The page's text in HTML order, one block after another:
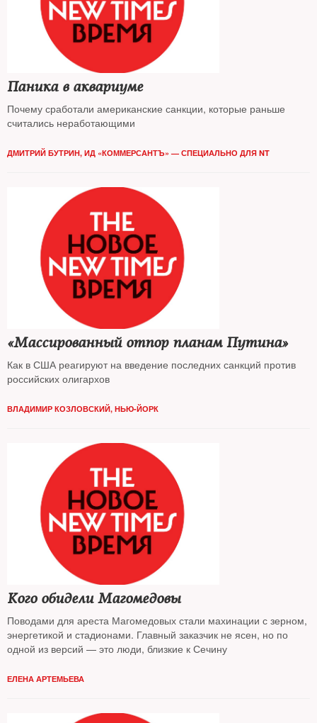
Паника в аквариуме
Почему сработали американские санкции, которые раньше
считались неработающими
ДМИТРИЙ БУТРИН, ИД «КОММЕРСАНТЪ» — СПЕЦИАЛЬНО ДЛЯ NT
«Массированный отпор планам Путина»
Как в США реагируют на введение последних санкций против
российских олигархов
ВЛАДИМИР КОЗЛОВСКИЙ, НЬЮ-ЙОРК
Кого обидели Магомедовы
Поводами для ареста Магомедовых стали махинации с зерном,
энергетикой и стадионами. Главный заказчик не ясен, но по
одной из версий — это люди, близкие к Сечину
ЕЛЕНА АРТЕМЬЕВА